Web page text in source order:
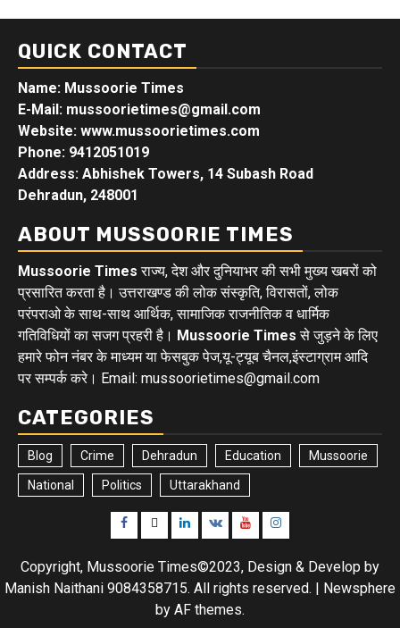
QUICK CONTACT
Name: Mussoorie Times
E-Mail: mussoorietimes@gmail.com
Website: www.mussoorietimes.com
Phone: 9412051019
Address: Abhishek Towers, 14 Subash Road
Dehradun, 248001
ABOUT MUSSOORIE TIMES
Mussoorie Times राज्य, देश और दुनियाभर की सभी मुख्य खबरों को
प्रसारित करता है। उत्तराखण्ड की लोक संस्कृति, विरासतों, लोक
परंपराओ के साथ-साथ आर्थिक, सामाजिक राजनीतिक व धार्मिक
गतिविधियों का सजग प्रहरी है। Mussoorie Times से जुड़ने के लिए
हमारे फोन नंबर के माध्यम या फेसबुक पेज,यू-ट्यूब चैनल,इंस्टाग्राम आदि
पर सम्पर्क करे। Email: mussoorietimes@gmail.com
CATEGORIES
Blog Crime Dehradun Education Mussoorie
National Politics Uttarakhand
Facebook
TwitterLinkedin
VK YoutubeInstagram
Copyright, Mussoorie Times©2023, Design & Develop by
Manish Naithani 9084358715. All rights reserved. | Newsphere
by AF themes.